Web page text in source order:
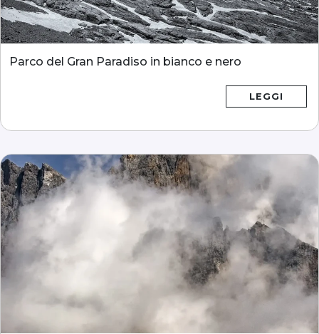
Parco del Gran Paradiso in bianco e nero
LEGGI